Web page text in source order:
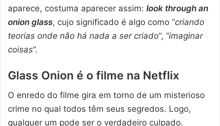
aparece, costuma aparecer assim: look through an
onion glass, cujo significado é algo como “criando
teorias onde não há nada a ser criado“, “imaginar
coisas“.
Glass Onion é o filme na Netflix
O enredo do filme gira em torno de um misterioso
crime no qual todos têm seus segredos. Logo,
qualquer um pode ser o verdadeiro culpado.